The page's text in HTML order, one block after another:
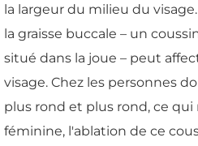
la largeur du milieu du
la graisse buccale – un
situé dans la joue – peut
visage. Chez les personnes
plus rond et plus rond, ce
féminine, l'ablation de ce